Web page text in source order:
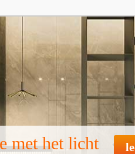
met het licht